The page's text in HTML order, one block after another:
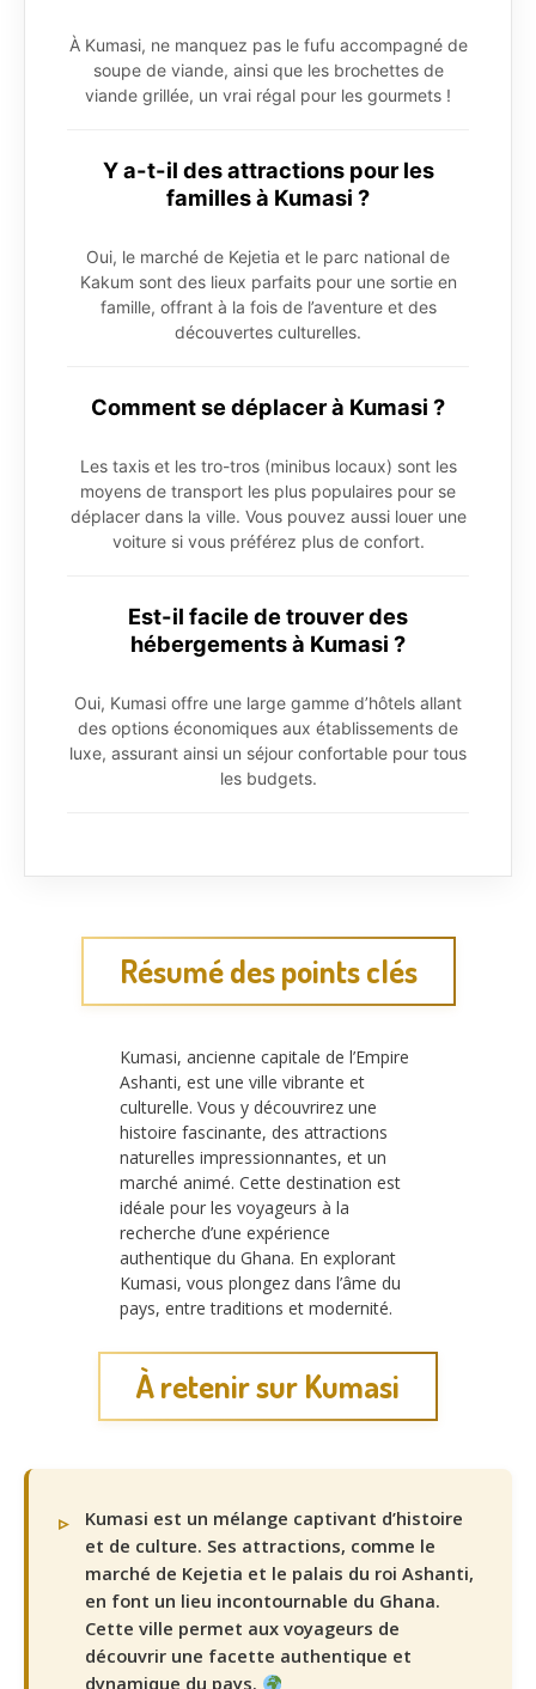
À Kumasi, ne manquez pas le fufu accompagné de
soupe de viande, ainsi que les brochettes de
viande grillée, un vrai régal pour les gourmets !
Y a-t-il des attractions pour les
familles à Kumasi ?
Oui, le marché de Kejetia et le parc national de
Kakum sont des lieux parfaits pour une sortie en
famille, offrant à la fois de l’aventure et des
découvertes culturelles.
Comment se déplacer à Kumasi ?
Les taxis et les tro-tros (minibus locaux) sont les
moyens de transport les plus populaires pour se
déplacer dans la ville. Vous pouvez aussi louer une
voiture si vous préférez plus de confort.
Est-il facile de trouver des
hébergements à Kumasi ?
Oui, Kumasi offre une large gamme d’hôtels allant
des options économiques aux établissements de
luxe, assurant ainsi un séjour confortable pour tous
les budgets.
Résumé des points clés
Kumasi, ancienne capitale de l’Empire
Ashanti, est une ville vibrante et
culturelle. Vous y découvrirez une
histoire fascinante, des attractions
naturelles impressionnantes, et un
marché animé. Cette destination est
idéale pour les voyageurs à la
recherche d’une expérience
authentique du Ghana. En explorant
Kumasi, vous plongez dans l’âme du
pays, entre traditions et modernité.
À retenir sur Kumasi
Kumasi est un mélange captivant d’histoire
et de culture. Ses attractions, comme le
marché de Kejetia et le palais du roi Ashanti,
en font un lieu incontournable du Ghana.
Cette ville permet aux voyageurs de
découvrir une facette authentique et
dynamique du pays.